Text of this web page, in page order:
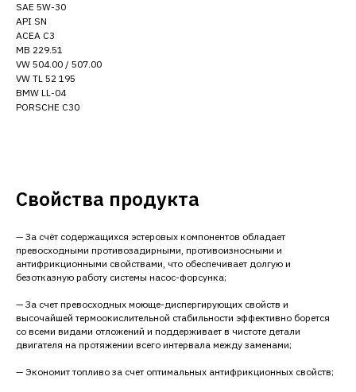
SAE 5W-30
API SN
ACEA C3
MB 229.51
VW 504.00 / 507.00
VW TL 52 195
BMW LL-04
PORSCHE C30
Свойства продукта
— За счёт содержащихся эстеровых компонентов обладает
превосходными противозадирными, противоизносными и
антифрикционными свойствами, что обеспечивает долгую и
безотказную работу системы насос-форсунка;
— За счет превосходных моюще-диспергирующих свойств и
высочайшей термоокислительной стабильности эффективно борется
со всеми видами отложений и поддерживает в чистоте детали
двигателя на протяжении всего интервала между заменами;
— Экономит топливо за счет оптимальных антифрикционных свойств;